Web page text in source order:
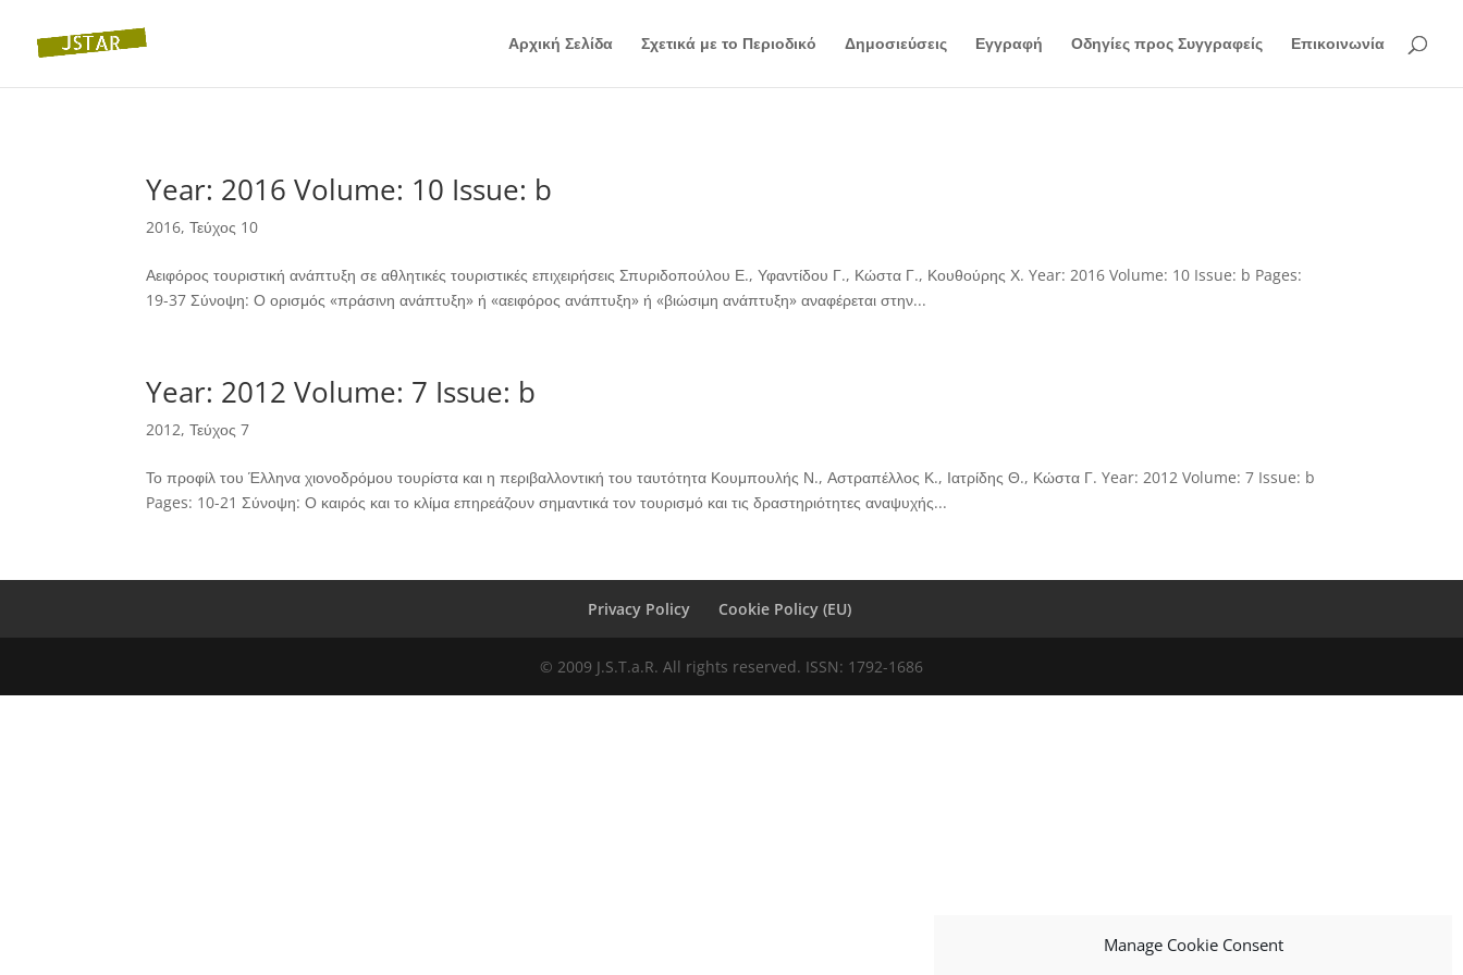
Manage Cookie Consent
Αρχική Σελίδα Σχετικά με το Περιοδικό Δημοσιεύσεις Εγγραφή Οδηγίες προς Συγγραφείς Επικοινωνία
Year: 2016 Volume: 10 Issue: b
2016,Τεύχος 10
Αειφόρος τουριστική ανάπτυξη σε αθλητικές τουριστικές επιχειρήσεις Σπυριδοπούλου Ε., Υφαντίδου Γ., Κώστα Γ., Κουθούρης Χ. Year: 2016 Volume: 10 Issue: b Pages:
19-37 Σύνοψη: Ο ορισμός «πράσινη ανάπτυξη» ή «αειφόρος ανάπτυξη» ή «βιώσιμη ανάπτυξη» αναφέρεται στην...
Year: 2012 Volume: 7 Issue: b
2012,Τεύχος 7
Το προφίλ του Έλληνα χιονοδρόμου τουρίστα και η περιβαλλοντική του ταυτότητα Κουμπουλής Ν., Αστραπέλλος Κ., Ιατρίδης Θ., Κώστα Γ. Year: 2012 Volume: 7 Issue: b
Pages: 10-21 Σύνοψη: Ο καιρός και το κλίμα επηρεάζουν σημαντικά τον τουρισμό και τις δραστηριότητες αναψυχής...
Privacy Policy Cookie Policy (EU)
© 2009 J.S.T.a.R. All rights reserved. ISSN: 1792-1686